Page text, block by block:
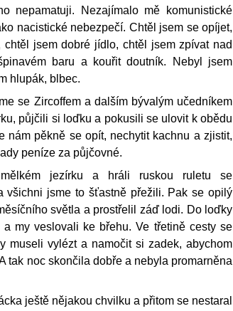
nepamatuji. Nezajímalo mě komunistické
nacistické nebezpečí. Chtěl jsem se opíjet,
chtěl jsem dobré jídlo, chtěl jsem zpívat nad
baru a kouřit doutník. Nebyl jsem
hlupák, blbec.
se Zircoffem a dalším bývalým učedníkem
půjčili si loďku a pokusili se ulovit k obědu
nám pěkně se opít, nechytit kachnu a zjistit,
peníze za půjčovné.
jezírku a hráli ruskou ruletu se
všichni jsme to šťastně přežili. Pak se opilý
světla a prostřelil záď lodi. Do loďky
my veslovali ke břehu. Ve třetině cesty se
museli vylézt a namočit si zadek, abychom
tak noc skončila dobře a nebyla promarněna
ještě nějakou chvilku a přitom se nestaral